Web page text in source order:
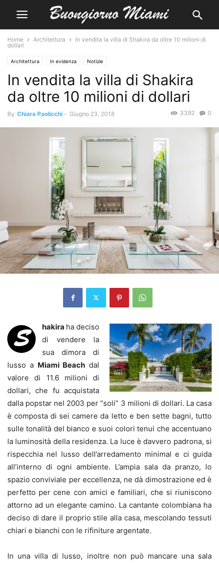
Home Architettura
In vendita la villa di Shakira da oltre 10 milioni di
dollari
Architettura In evidenza Notizie
In vendita la villa di Shakira
da oltre 10 milioni di dollari
By Chiara Paolicchi - Giugno 23, 2018 0
3392
S hakira ha deciso
di vendere la
sua dimora di
lusso a Miami Beach dal
valore di 11.6 milioni di
dollari, che fu acquistata
dalla popstar nel 2003 per “soli” 3 milioni di dollari. La casa
è composta di sei camere da letto e ben sette bagni, tutto
sulle tonalità del bianco e suoi colori tenui che accentuano
la luminosità della residenza. La luce è davvero padrona, si
rispecchia nel lusso dell’arredamento minimal e ci guida
all’interno di ogni ambiente. L’ampia sala da pranzo, lo
spazio conviviale per eccellenza, ne dà dimostrazione ed è
perfetto per cene con amici e familiari, che si riuniscono
attorno ad un elegante camino. La cantante colombiana ha
deciso di dare il proprio stile alla casa, mescolando tessuti
chiari e bianchi con le rifiniture argentate.
In una villa di lusso, inoltre non può mancare una sala